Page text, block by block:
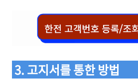
3. 고지서를 통한 방법